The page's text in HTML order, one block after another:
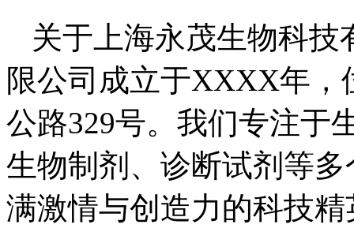
关于上海永茂生物科
限公司成立于XXXX年
公路329号。我们专注于
生物制剂、诊断试剂等
满激情与创造力的科技